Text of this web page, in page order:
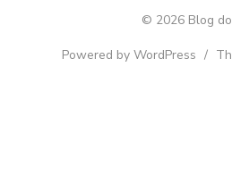
© 2026 Blog
Powered by WordPress /